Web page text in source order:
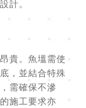
計。
貴。魚塭需使
，並結合特殊
需確保不滲
施工要求亦